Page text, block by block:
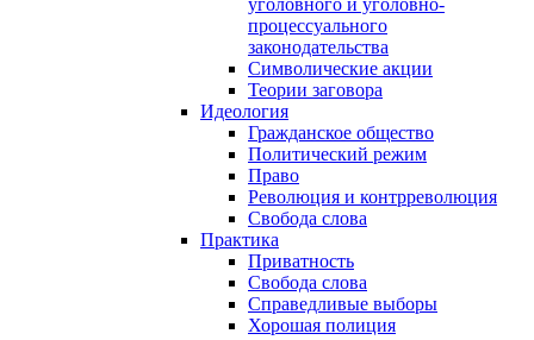
уголовного и уголовно-
процессуального
законодательства
Символические акции
Теории заговора
Идеология
Гражданское общество
Политический режим
Право
Революция и контрреволюция
Свобода слова
Практика
Приватность
Свобода слова
Справедливые выборы
Хорошая полиция